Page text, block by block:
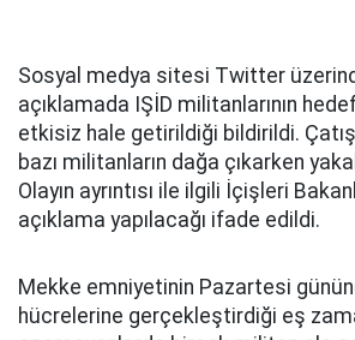
Sosyal medya sitesi Twitter
açıklamada IŞİD militanlarının
etkisiz hale getirildiği bildirildi.
bazı militanların dağa çıkarken
Olayın ayrıntısı ile ilgili İçişleri
açıklama yapılacağı ifade edildi.
Mekke emniyetinin Pazartesi
hücrelerine gerçekleştirdiği eş